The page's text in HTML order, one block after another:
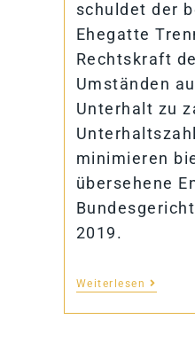
schuldet der
Ehegatte
Rechtskraft
Umständen
Unterhalt zu
minimieren
übersehene
2019.
Weiterlesen